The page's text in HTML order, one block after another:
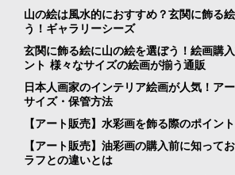
山の絵は風水的におすすめ？玄関に飾る
う！ギャラリーシーズ
玄関に飾る絵に山の絵を選ぼう！絵画購
ント 様々なサイズの絵画が揃う通販
日本人画家のインテリア絵画が人気！ア
サイズ・保管方法
【アート販売】水彩画を飾る際のポイン
【アート販売】油彩画の購入前に知って
ラフとの違いとは